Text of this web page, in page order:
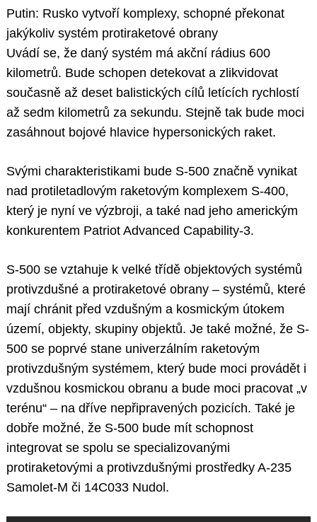
Putin: Rusko vytvoří komplexy, schopné překonat
jakýkoliv systém protiraketové obrany
Uvádí se, že daný systém má akční rádius 600
kilometrů. Bude schopen detekovat a zlikvidovat
současně až deset balistických cílů letících rychlostí
až sedm kilometrů za sekundu. Stejně tak bude moci
zasáhnout bojové hlavice hypersonických raket.
Svými charakteristikami bude S-500 značně vynikat
nad protiletadlovým raketovým komplexem S-400,
který je nyní ve výzbroji, a také nad jeho americkým
konkurentem Patriot Advanced Capability-3.
S-500 se vztahuje k velké třídě objektových systémů
protivzdušné a protiraketové obrany – systémů, které
mají chránit před vzdušným a kosmickým útokem
území, objekty, skupiny objektů. Je také možné, že S-
500 se poprvé stane univerzálním raketovým
protivzdušným systémem, který bude moci provádět i
vzdušnou kosmickou obranu a bude moci pracovat „v
terénu“ – na dříve nepřipravených pozicích. Také je
dobře možné, že S-500 bude mít schopnost
integrovat se spolu se specializovanými
protiraketovými a protivzdušnými prostředky A-235
Samolet-M či 14C033 Nudol.